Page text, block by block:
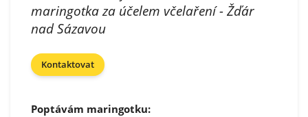
maringotka za účelem včelaření - Žďár
nad Sázavou
Kontaktovat
Poptávám maringotku: